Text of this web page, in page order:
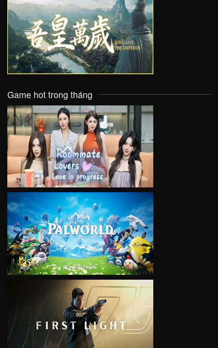
VIEW
Game hot trong tháng
VIEW
VIEW
VIEW